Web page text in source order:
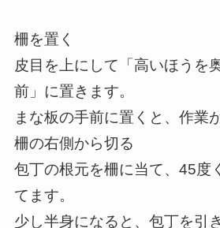
柵を置く
皮目を上にして「高いほうを
前」に置きます。
まな板の手前に置くと、作業
柵の右側から切る
包丁の根元を柵に当て、45度
てます。
少し半身になると、包丁を引